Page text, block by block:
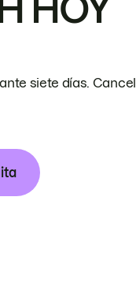
HOY
siete días.